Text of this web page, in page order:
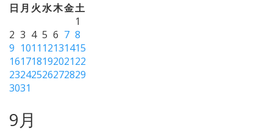
日 月 火水木金土
1
2 3 4 5 6 7 8
9 1011 12131415
16171819202122
23242526272829
3031
9月